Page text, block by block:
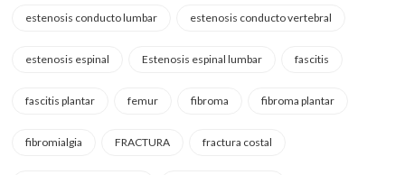
estenosis conducto lumbar estenosis conducto vertebral
estenosis espinal Estenosis espinal lumbar fascitis
fascitis plantar femur fibroma fibroma plantar
fibromialgia FRACTURA fractura costal